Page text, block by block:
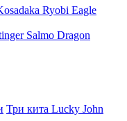
Ryobi Eagle
Salmo Dragon
Три кита Lucky John